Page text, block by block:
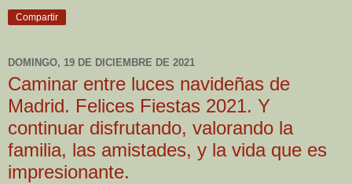
Compartir
DOMINGO, 19 DE DICIEMBRE DE 2021
Caminar entre luces navideñas de
Madrid. Felices Fiestas 2021. Y
continuar disfrutando, valorando la
familia, las amistades, y la vida que es
impresionante.